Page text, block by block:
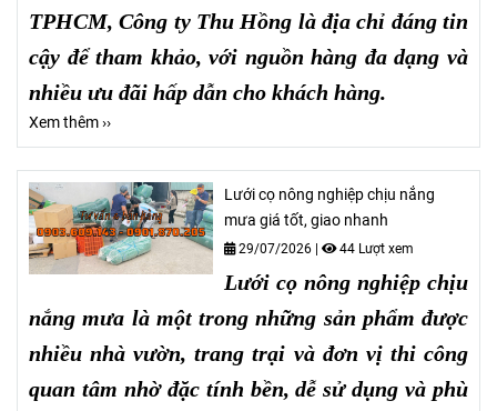
TPHCM, Công ty Thu Hồng là địa chỉ đáng tin
cậy để tham khảo, với nguồn hàng đa dạng và
nhiều ưu đãi hấp dẫn cho khách hàng.
Xem thêm ››
Lưới cọ nông nghiệp chịu nắng
mưa giá tốt, giao nhanh
29/07/2026 | 44 Lượt xem
Lưới cọ nông nghiệp chịu
nắng mưa là một trong những sản phẩm được
nhiều nhà vườn, trang trại và đơn vị thi công
quan tâm nhờ đặc tính bền, dễ sử dụng và phù